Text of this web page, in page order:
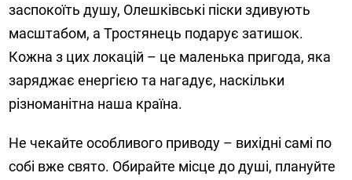
заспокоїть душу, Олешківські піски здивують
масштабом, а Тростянець подарує затишок.
Кожна з цих локацій – це маленька пригода, яка
заряджає енергією та нагадує, наскільки
різноманітна наша країна.
Не чекайте особливого приводу – вихідні самі по
собі вже свято. Обирайте місце до душі, плануйте